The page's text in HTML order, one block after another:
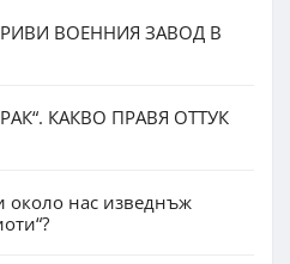
ВОЕННИЯ ЗАВОД В
КАКВО ПРАВЯ ОТТУК
около нас изведнъж